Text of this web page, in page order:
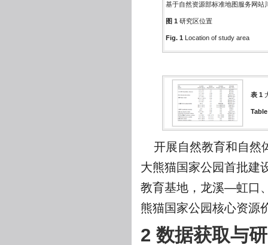
基于自然资源部标准地图服务网站
图 1 研究区位置
Fig. 1 Location of study area
表 1
开展自然教育和自然
大熊猫国家公园首批建
教育基地，龙溪—虹口
熊猫国家公园核心资源
2 数据获取与